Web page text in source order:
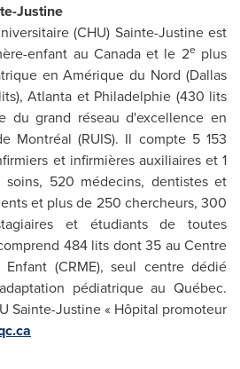
Justine
(CHU) Sainte-Justine est
enfant au Canadaet le 2eplus
en Amérique du Nord (Dallas
Atlanta et Philadelphie (430 lits
du grand réseau d'excellence en
Montréal (RUIS). Il compte 5 153
et infirmières auxiliaires et 1
520 médecins, dentistes et
et plus de 250 chercheurs, 300
et étudiants de toutes
484 lits dont 35 au Centre
(CRME), seul centre dédié
pédiatrique au Québec.
Sainte-Justine « Hôpital promoteur